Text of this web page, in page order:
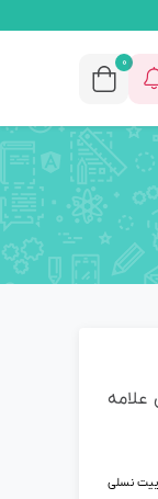
0
علامه
نسلی